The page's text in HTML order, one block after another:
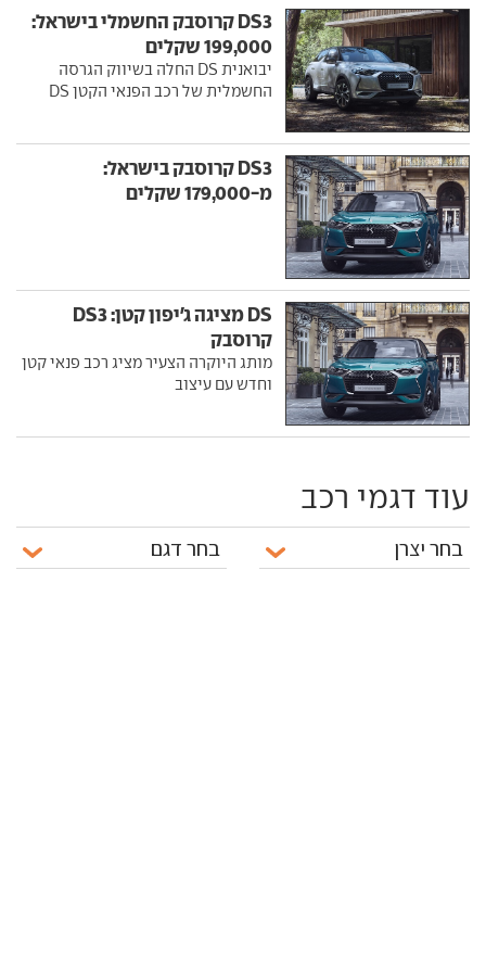
DS3 קרוסבק החשמלי בישראל:
199,000 שקלים
יבואנית DS החלה בשיווק הגרסה
החשמלית של רכב הפנאי הקטן DS
DS3 קרוסבק בישראל:
מ-179,000 שקלים
DS מציגה ג'יפון קטן: DS3
קרוסבק
מותג היוקרה הצעיר מציג רכב פנאי קטן
וחדש עם עיצוב
עוד דגמי רכב